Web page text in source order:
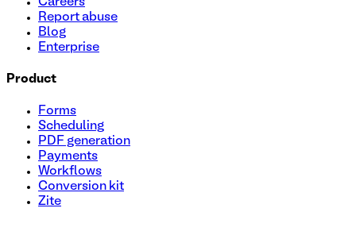
Report abuse
Blog
Enterprise
Product
Forms
Scheduling
PDF generation
Payments
Workflows
Conversion kit
Zite